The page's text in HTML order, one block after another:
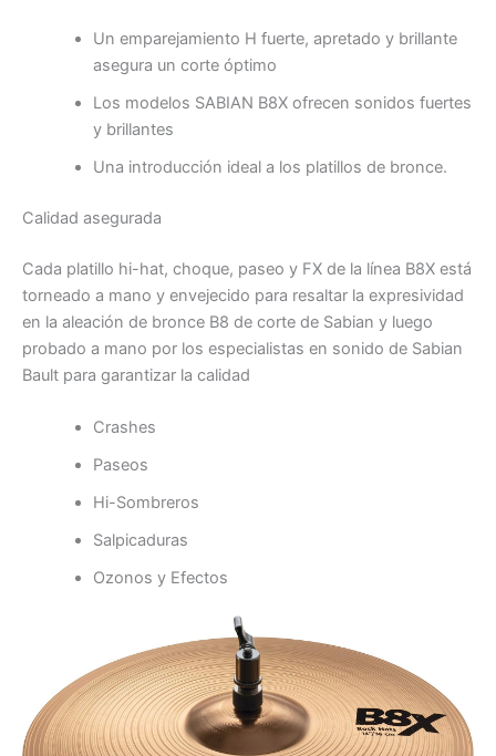
Un emparejamiento H fuerte, apretado y brillante
asegura un corte óptimo
Los modelos SABIAN B8X ofrecen sonidos fuertes
y brillantes
Una introducción ideal a los platillos de bronce.
Calidad asegurada
Cada platillo hi-hat, choque, paseo y FX de la línea B8X está
torneado a mano y envejecido para resaltar la expresividad
en la aleación de bronce B8 de corte de Sabian y luego
probado a mano por los especialistas en sonido de Sabian
Bault para garantizar la calidad
Crashes
Paseos
Hi-Sombreros
Salpicaduras
Ozonos y Efectos